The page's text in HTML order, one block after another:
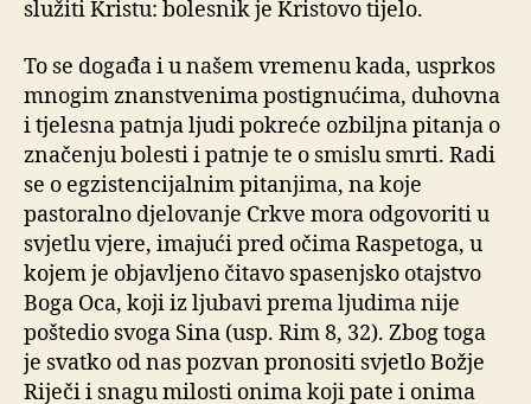
služiti Kristu: bolesnik je Kristovo tijelo.
To se događa i u našem vremenu kada, usprkos
mnogim znanstvenima postignućima, duhovna
i tjelesna patnja ljudi pokreće ozbiljna pitanja o
značenju bolesti i patnje te o smislu smrti. Radi
se o egzistencijalnim pitanjima, na koje
pastoralno djelovanje Crkve mora odgovoriti u
svjetlu vjere, imajući pred očima Raspetoga, u
kojem je objavljeno čitavo spasenjsko otajstvo
Boga Oca, koji iz ljubavi prema ljudima nije
poštedio svoga Sina (usp. Rim 8, 32). Zbog toga
je svatko od nas pozvan pronositi svjetlo Božje
Riječi i snagu milosti onima koji pate i onima